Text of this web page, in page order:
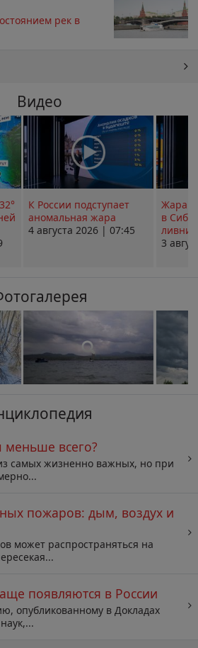
рек в
Видео
К России подступает
аномальная жара
4 августа 2026 | 07:45
Жара в
в
ливни
3
меньше всего?
самых жизненно важных, но при
пожаров: дым, воздух и
может распространяться на
появляются в России
опубликованному в Докладах